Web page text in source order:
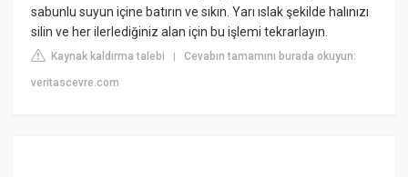
sabunlu suyun içine batırın ve sıkın. Yarı ıslak şekilde halınızı
silin ve her ilerlediğiniz alan için bu işlemi tekrarlayın.
Kaynak kaldırma talebi |Cevabın tamamını burada okuyun:
veritascevre.com